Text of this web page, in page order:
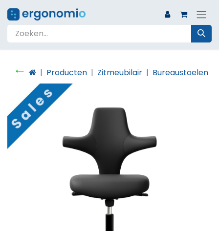
Producten Zitmeubilair Bureaustoelen